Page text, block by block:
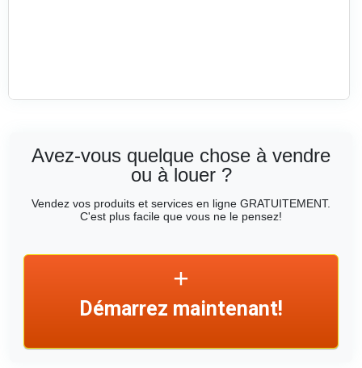
Avez-vous quelque chose à vendre
ou à louer ?
Vendez vos produits et services en ligne GRATUITEMENT.
C'est plus facile que vous ne le pensez!
Démarrez maintenant!